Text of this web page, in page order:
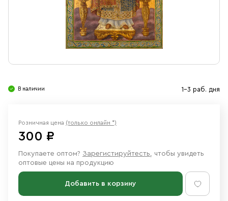
Ювелирные изделия
В наличии 1-3 раб. дня
Розничная цена (только онлайн *)
300 ₽
Покупаете оптом? Зарегистируйтесть, чтобы увидеть
оптовые цены на продукцию
Добавить в корзину